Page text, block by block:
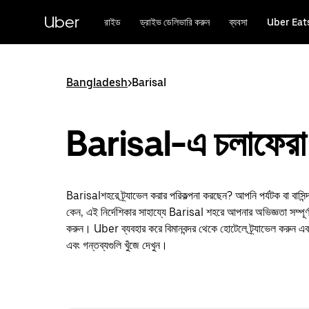
বিষয়সূচিতে
Uber রাইড ড্রাইভ ডেলিভারি করুন ব্যবসা Uber
Bangladesh>Barisal
Barisal-এ
Barisalশহরে ট্র্যাভেল করার পরিকল্পনা করছেন? আপনি পর্যটক বা
কেন, এই নির্দেশিকার সাহায্যে Barisal শহরে আপনার অভিজ্ঞতা
করুন। Uber ব্যবহার করে বিমানবন্দর থেকে হোটেলে ট্র্যাভেল করুন
এবং গন্তব্যগুলি খুঁজে দেখুন।